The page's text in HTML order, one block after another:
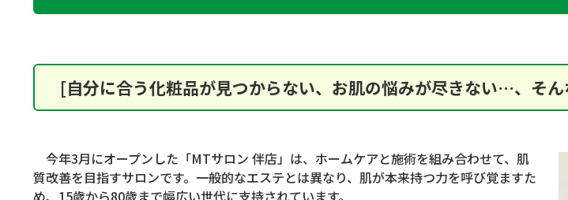
[自分に合う化粧品が見つからない、お肌の悩みが尽きない…、そ
今年3月にオープンした「MTサロン 伴店」は、ホームケアと施術を組み合わせて、肌
質改善を目指すサロンです。一般的なエステとは異なり、肌が本来持つ力を呼び覚ますた